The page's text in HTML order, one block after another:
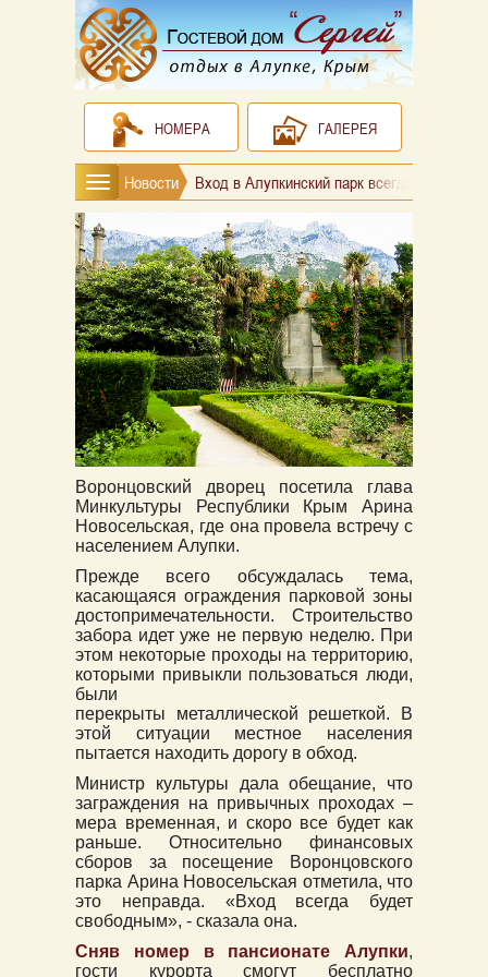
НОМЕРА ГАЛЕРЕЯ
Новости Вход в Алупкинский парк всегда будет
Воронцовский дворец посетила глава
Минкультуры Республики Крым Арина
Новосельская, где она провела встречу с
населением Алупки.
Прежде всего обсуждалась тема,
касающаяся ограждения парковой зоны
достопримечательности. Строительство
забора идет уже не первую неделю. При
этом некоторые проходы на территорию,
которыми привыкли пользоваться люди,
были
перекрыты металлической решеткой. В
этой ситуации местное населения
пытается находить дорогу в обход.
Министр культуры дала обещание, что
заграждения на привычных проходах –
мера временная, и скоро все будет как
раньше. Относительно финансовых
сборов за посещение Воронцовского
парка Арина Новосельская отметила, что
это неправда. «Вход всегда будет
свободным», - сказала она.
Сняв номер в пансионате Алупки,
гости курорта смогут бесплатно